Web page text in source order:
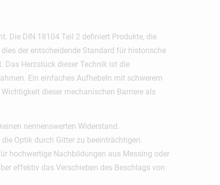
Die DIN 18104 Teil 2 definiert Produkte, die
dies der entscheidende Standard für historische
Das Herzstück dieser Technik ist die
Ein einfaches Aufhebeln mit schwerem
dieser mechanischen Barriere als
nennenswerten Widerstand.
Optik durch Gitter zu beeinträchtigen.
hochwertige Nachbildungen aus Messing oder
effektiv das Verschieben des Beschlags von